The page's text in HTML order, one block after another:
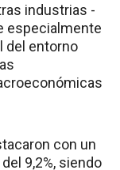
industrias -
especialmente
del entorno
con un
9,2%, siendo